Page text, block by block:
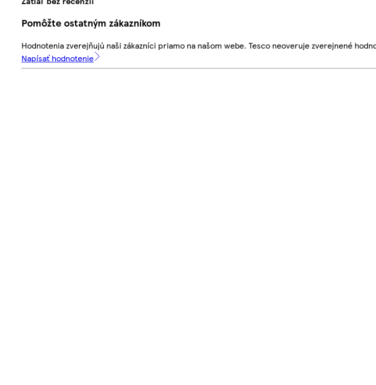
Pomôžte ostatným zákazníkom
Hodnotenia zverejňujú naši zákazníci priamo na našom webe. Tesco neoveruje zverejnené
Napísať hodnotenie